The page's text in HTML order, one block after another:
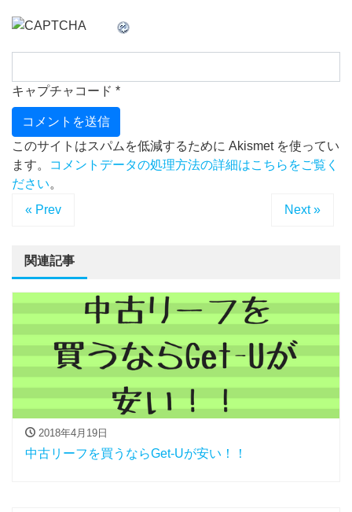
キャプチャコード *
このサイトはスパムを低減するために Akismet を使ってい
ます。
コメントデータの処理方法の詳細はこちらをご覧く
ださい。
« Prev
Next »
関連記事
2018年4月19日
中古リーフを買うならGet-Uが安い！！